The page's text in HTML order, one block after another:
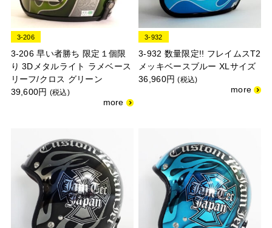
3-206
3-206 早い者勝ち 限定１個限
り 3Dメタルライト ラメベース
リーフ/クロス グリーン
39,600円 (税込)
3-932
3-932 数量限定!! フレイムスT2
メッキベースブルー XLサイズ
36,960円(税込)